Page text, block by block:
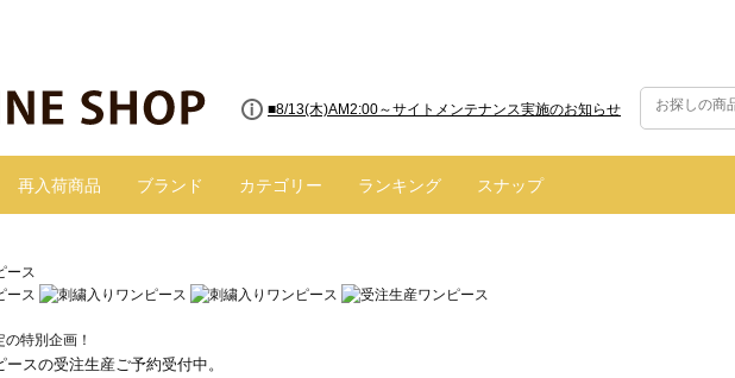
■8/13(木)AM2:00～サイトメンテナンス実施のお知らせ
■【お知らせ】ヤマト運輸の配送遅延・停止について
再入荷商品 ブランド カテゴリー ランキング スナップ
特別企画！
スの受注生産ご予約受付中。